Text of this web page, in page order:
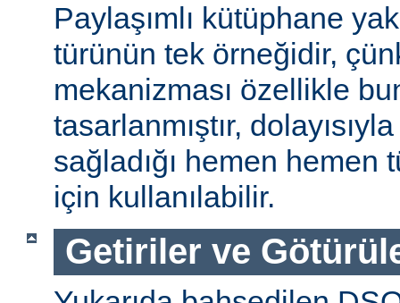
Paylaşımlı kütüphane
türünün tek örneğidir,
mekanizması özellikle
tasarlanmıştır,
sağladığı hemen hemen
için kullanılabilir.
Getiriler ve